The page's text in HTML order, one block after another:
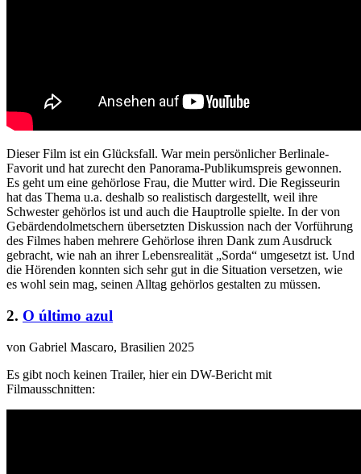
Dieser Film ist ein Glücksfall. War mein persönlicher Berlinale-
Favorit und hat zurecht den Panorama-Publikumspreis gewonnen.
Es geht um eine gehörlose Frau, die Mutter wird. Die Regisseurin
hat das Thema u.a. deshalb so realistisch dargestellt, weil ihre
Schwester gehörlos ist und auch die Hauptrolle spielte. In der von
Gebärdendolmetschern übersetzten Diskussion nach der Vorführung
des Filmes haben mehrere Gehörlose ihren Dank zum Ausdruck
gebracht, wie nah an ihrer Lebensrealität „Sorda“ umgesetzt ist. Und
die Hörenden konnten sich sehr gut in die Situation versetzen, wie
es wohl sein mag, seinen Alltag gehörlos gestalten zu müssen.
2. O último azul
von Gabriel Mascaro, Brasilien 2025
Es gibt noch keinen Trailer, hier ein DW-Bericht mit
Filmausschnitten: